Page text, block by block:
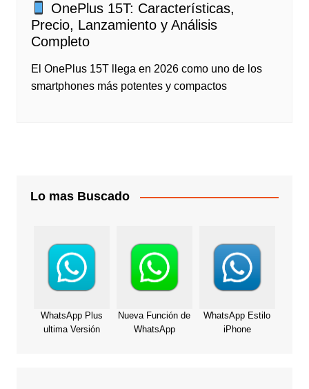
OnePlus 15T: Características,
Precio, Lanzamiento y Análisis
Completo
El OnePlus 15T llega en 2026 como uno de los
smartphones más potentes y compactos
Lo mas Buscado
WhatsApp Plus
ultima Versión
Nueva Función de
WhatsApp
WhatsApp Estilo
iPhone